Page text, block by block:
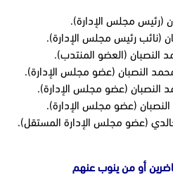
(رئيس مجلس الإدارة).
(نائب رئيس مجلس الإدارة).
النصبان (العضو المنتدب).
النصبان (عضو مجلس الإدارة).
النصبان (عضو مجلس الإدارة).
(عضو مجلس الإدارة).
(عضو مجلس الإدارة المستقل).
أو من ينوب عنهم